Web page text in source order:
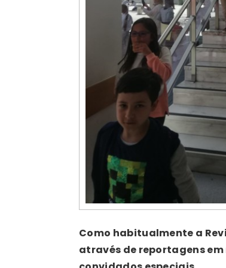
Como habitualmente a
através de reportagens